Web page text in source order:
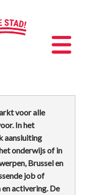
voor alle
In het
aansluiting
onderwijs of in
Brussel en
job of
activering. De